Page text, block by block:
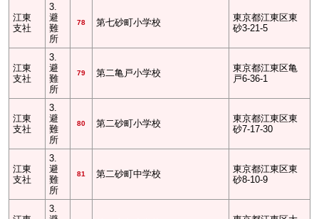
江東
支社
3.
避
難
所
78 第七砂町小学校
東京都江東区東
砂3-21-5
江東
支社
3.
避
難
所
79 第二亀戸小学校
東京都江東区亀
戸6-36-1
江東
支社
3.
避
難
所
80 第二砂町小学校
東京都江東区東
砂7-17-30
江東
支社
3.
避
難
所
81 第二砂町中学校
東京都江東区東
砂8-10-9
3.